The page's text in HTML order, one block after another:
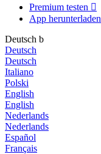
Premium testen 
App herunterladen
Deutsch b
Deutsch
Deutsch
Italiano
Polski
English
English
Nederlands
Nederlands
Español
Français